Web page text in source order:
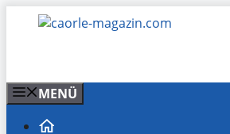
Inhalt
MENÜ